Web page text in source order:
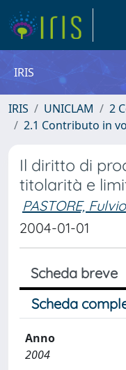
IRIS
IRIS UNICLAM
2
2.1 Contributo in
Il diritto di
titolarità e
PASTORE, Fulvio
2004-01-01
Scheda breve
Scheda
Anno
2004